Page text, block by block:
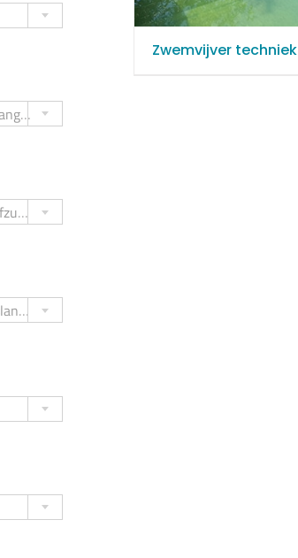
Zwemvijver techniek

Kies een Diameter Luchtslangen

Kies een Productkeuze stofzuiger

Kies een Diameter spiraalslangen

